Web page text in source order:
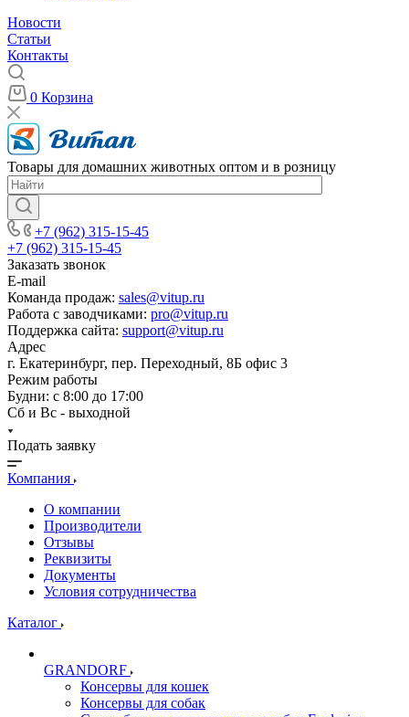
Новости
Статьи
Контакты
0 Корзина
Товары для домашних животных оптом и в розницу
+7 (962) 315-15-45
+7 (962) 315-15-45
Заказать звонок
E-mail
Команда продаж: sales@vitup.ru
Работа с заводчиками: pro@vitup.ru
Поддержка сайта: support@vitup.ru
Адрес
г. Екатеринбург, пер. Переходный, 8Б офис 3
Режим работы
Будни: с 8:00 до 17:00
Сб и Вс - выходной
Подать заявку
Компания
О компании
Производители
Отзывы
Реквизиты
Документы
Условия сотрудничества
Каталог
GRANDORF
Консервы для кошек
Консервы для собак